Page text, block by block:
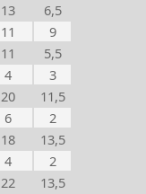
13
6,5
11
9
11
5,5
4
3
20
11,5
6
2
18
13,5
4
2
22
13,5